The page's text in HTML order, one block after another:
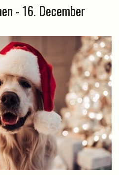
- 16. December